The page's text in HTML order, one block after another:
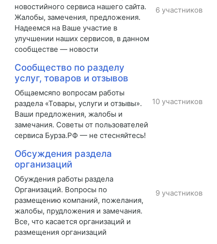
новостийного сервиса нашего сайта.
Жалобы, замечения, предложения.
Надеемся на Ваше участие в
улучшении наших сервисов, в данном
сообществе — новости
6 участников
Сообщество по разделу
услуг, товаров и отзывов
Общаемсяпо вопросам работы
раздела «Товары, услуги и отзывы».
Ваши предложения, жалобы и
замечания. Советы от пользователей
сервиса Бурза.РФ — не стесняйтесь!
10 участников
Обсуждения раздела
организаций
Обуждения работы раздела
Организаций. Вопросы по
размещению компаний, пожелания,
жалобы, прудложения и замечания.
Все, что касается организаций и
размещения организаций
9 участников